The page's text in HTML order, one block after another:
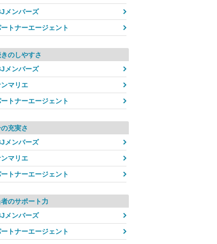
メンバーズ
トナーエージェント
のしやすさ
メンバーズ
マリエ
トナーエージェント
充実さ
メンバーズ
マリエ
トナーエージェント
のサポート力
メンバーズ
トナーエージェント